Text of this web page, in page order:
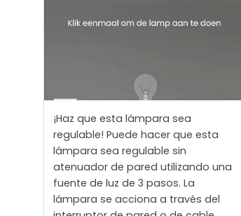
¡Haz que esta lámpara sea
regulable! Puede hacer que esta
lámpara sea regulable sin
atenuador de pared utilizando una
fuente de luz de 3 pasos. La
lámpara se acciona a través del